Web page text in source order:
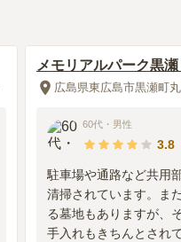
メモリアルパーク黒
60代 ・ 男性
3.8
駐車場や通路など共用
清掃されています。ま
る墓地もありますが、
手入れもきちんとされ